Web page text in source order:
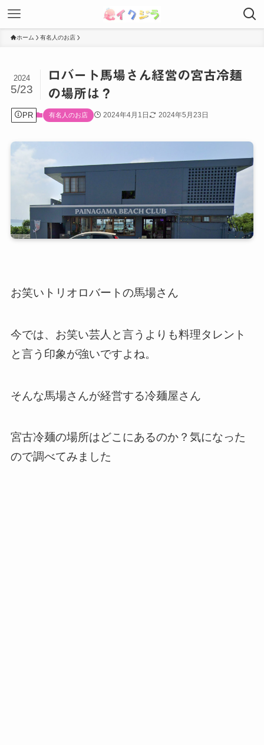
ホーム 有名人のお店
ロバート馬場さん経営の宮古冷麺
の場所は？
2024
5/23
PR 有名人のお店 2024年4月1日 2024年5月23日
お笑いトリオロバートの馬場さん
今では、お笑い芸人と言うよりも料理タレント
と言う印象が強いですよね。
そんな馬場さんが経営する冷麺屋さん
宮古冷麺の場所はどこにあるのか？気になった
ので調べてみました